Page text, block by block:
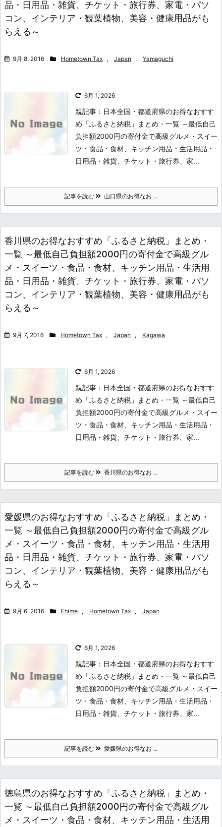
品・日用品・雑貨、チケット・旅行券、家電・パソ
コン、インテリア・観葉植物、美容・健康用品がも
らえる～
9月 8, 2016 Hometown Tax , Japan , Yamaguchi
6月 1, 2026
親記事：日本全国・都道府県のお得なおすす
め「ふるさと納税」まとめ・一覧 ～最低自己
負担額2000円の寄付金で高級グルメ・スイー
ツ・食品・食材、キッチン用品・生活用品・
日用品・雑貨、チケット・旅行券、家...
記事を読む 山口県のお得なお ...
香川県のお得なおすすめ「ふるさと納税」まとめ・
一覧 ～最低自己負担額2000円の寄付金で高級グル
メ・スイーツ・食品・食材、キッチン用品・生活用
品・日用品・雑貨、チケット・旅行券、家電・パソ
コン、インテリア・観葉植物、美容・健康用品がも
らえる～
9月 7, 2016 Hometown Tax , Japan , Kagawa
6月 1, 2026
親記事：日本全国・都道府県のお得なおすす
め「ふるさと納税」まとめ・一覧 ～最低自己
負担額2000円の寄付金で高級グルメ・スイー
ツ・食品・食材、キッチン用品・生活用品・
日用品・雑貨、チケット・旅行券、家...
記事を読む 香川県のお得なお ...
愛媛県のお得なおすすめ「ふるさと納税」まとめ・
一覧 ～最低自己負担額2000円の寄付金で高級グル
メ・スイーツ・食品・食材、キッチン用品・生活用
品・日用品・雑貨、チケット・旅行券、家電・パソ
コン、インテリア・観葉植物、美容・健康用品がも
らえる～
9月 6, 2016 Ehime , Hometown Tax , Japan
6月 1, 2026
親記事：日本全国・都道府県のお得なおすす
め「ふるさと納税」まとめ・一覧 ～最低自己
負担額2000円の寄付金で高級グルメ・スイー
ツ・食品・食材、キッチン用品・生活用品・
日用品・雑貨、チケット・旅行券、家...
記事を読む 愛媛県のお得なお ...
徳島県のお得なおすすめ「ふるさと納税」まとめ・
一覧 ～最低自己負担額2000円の寄付金で高級グル
メ・スイーツ・食品・食材、キッチン用品・生活用